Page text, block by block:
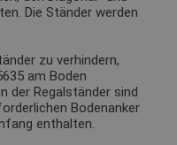
Die Ständer werden
zu verhindern,
am Boden
der Regalständer sind
Bodenanker
enthalten.